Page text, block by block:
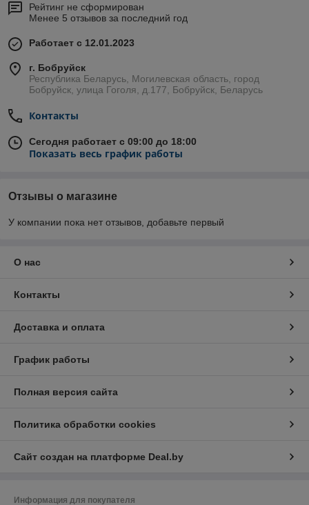
Рейтинг не сформирован
Менее 5 отзывов за последний год
Работает с 12.01.2023
г. Бобруйск
Республика Беларусь, Могилевская область, город
Бобруйск, улица Гоголя, д.177, Бобруйск, Беларусь
Контакты
Сегодня работает с 09:00 до 18:00
Показать весь график работы
Отзывы о магазине
У компании пока нет отзывов, добавьте первый
О нас
Контакты
Доставка и оплата
График работы
Полная версия сайта
Политика обработки cookies
Сайт создан на платформе Deal.by
Информация для покупателя